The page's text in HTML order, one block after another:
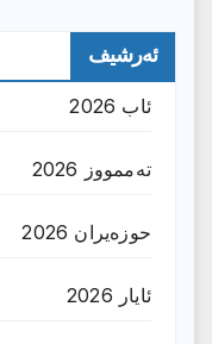
ئەرشیف
ئاب 2026
تەممووز 2026
حوزه‌یران 2026
ئایار 2026